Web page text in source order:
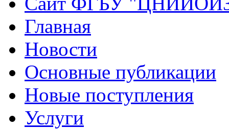
Главная
Новости
Основные публикации
Новые поступления
Услуги